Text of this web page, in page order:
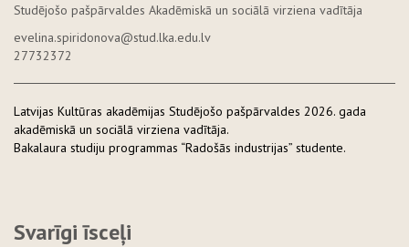
Studējošo pašpārvaldes Akadēmiskā un sociālā virziena vadītāja
evelina.spiridonova@stud.lka.edu.lv
27732372
Latvijas Kultūras akadēmijas Studējošo pašpārvaldes 2026. gada
akadēmiskā un sociālā virziena vadītāja.
Bakalaura studiju programmas “Radošās industrijas” studente.
Svarīgi īsceļi